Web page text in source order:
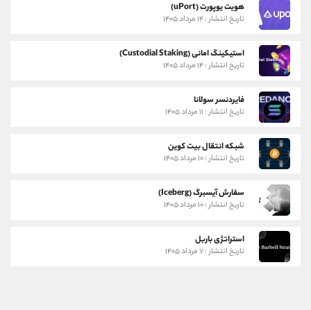
هویت یوپورت (uPort)
تاریخ انتشار : ۱۴ مرداد ۱۴۰۵
استیکینگ امانی (Custodial Staking)
تاریخ انتشار : ۱۴ مرداد ۱۴۰۵
فایردنسر سولانا
تاریخ انتشار : ۱۱ مرداد ۱۴۰۵
شبکه انتقال بیت کوین
تاریخ انتشار : ۱۰ مرداد ۱۴۰۵
سفارش آیسبرگ (Iceberg)
تاریخ انتشار : ۱۰ مرداد ۱۴۰۵
استراتژی باربل
تاریخ انتشار : ۷ مرداد ۱۴۰۵